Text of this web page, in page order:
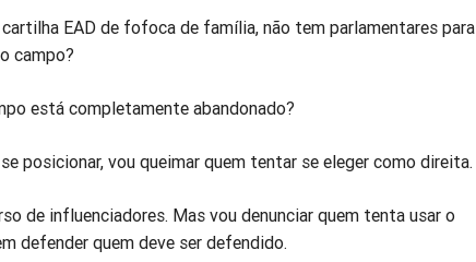
EAD de fofoca de família, não tem parlamentares para
campo?
está completamente abandonado?
posicionar, vou queimar quem tentar se eleger como direita.
de influenciadores. Mas vou denunciar quem tenta usar o
defender quem deve ser defendido.